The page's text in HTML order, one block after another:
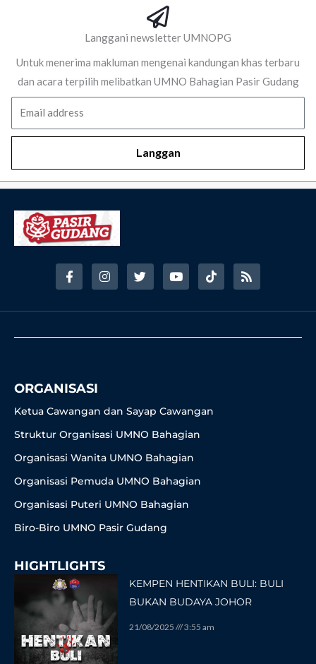
Langgani newsletter UMNOPG
Untuk menerima makluman mengenai kandungan khas terbaru
dan acara terpilih melibatkan UMNO Bahagian Pasir Gudang
Langgan
F
a
c
b
o
I
n
s
a
r
T
w
i
t
r
Y
o
u
u
e
T
i
k
o
R
s
s
ORGANISASI
Ketua Cawangan dan Sayap Cawangan
Struktur Organisasi UMNO Bahagian
Organisasi Wanita UMNO Bahagian
Organisasi Pemuda UMNO Bahagian
Organisasi Puteri UMNO Bahagian
Biro-Biro UMNO Pasir Gudang
HIGHTLIGHTS
KEMPEN HENTIKAN BULI: BULI
BUKAN BUDAYA JOHOR
21/08/2025 3:55 am